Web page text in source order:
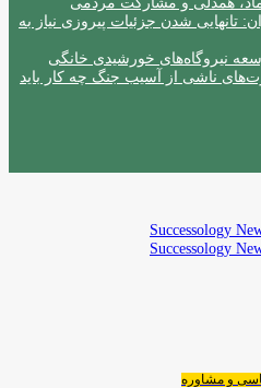
تانهایی شدن جزئیات پیروزی نیاز به
نیروگاه‌های خورشیدی خانگی
ناشی از آسیب جنگ چه کار باید
و مشاوره